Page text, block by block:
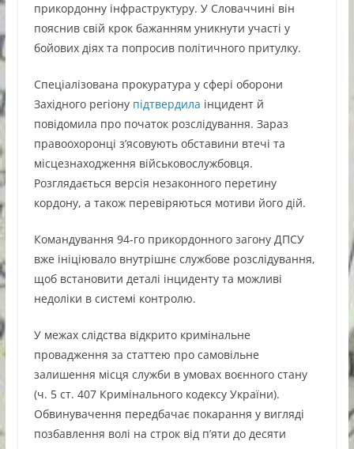
прикордонну інфраструктуру. У Словаччині він
пояснив свій крок бажанням уникнути участі у
бойових діях та попросив політичного притулку.
Спеціалізована прокуратура у сфері оборони
Західного регіону підтвердила інцидент й
повідомила про початок розслідування. Зараз
правоохоронці з’ясовують обставини втечі та
місцезнаходження військовослужбовця.
Розглядається версія незаконного перетину
кордону, а також перевіряються мотиви його дій.
Командування 94-го прикордонного загону ДПСУ
вже ініціювало внутрішнє службове розслідування,
щоб встановити деталі інциденту та можливі
недоліки в системі контролю.
У межах слідства відкрито кримінальне
провадження за статтею про самовільне
залишення місця служби в умовах воєнного стану
(ч. 5 ст. 407 Кримінального кодексу України).
Обвинувачення передбачає покарання у вигляді
позбавлення волі на строк від п’яти до десяти